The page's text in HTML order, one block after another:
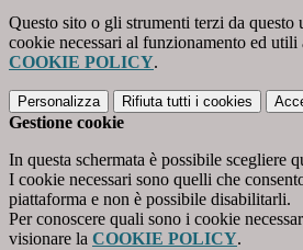
Questo sito o gli strumenti terzi da
cookie necessari al funzionamento ed
COOKIE POLICY.
Personalizza Rifiuta tutti i cookies
Gestione cookie
In questa schermata è possibile scegliere
I cookie necessari sono quelli che
piattaforma e non è possibile disabilitarli.
Per conoscere quali sono i cookie
visionare la COOKIE POLICY.